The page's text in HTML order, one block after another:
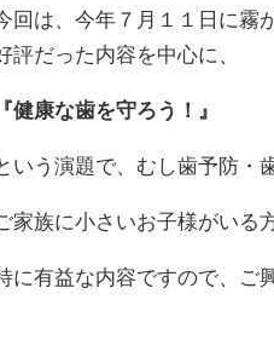
回は、今年７月１１日に霧
評だった内容を中心に、
『健康な歯を守ろう！』
いう演題で、むし歯予防・
家族に小さいお子様がいる
に有益な内容ですので、ご